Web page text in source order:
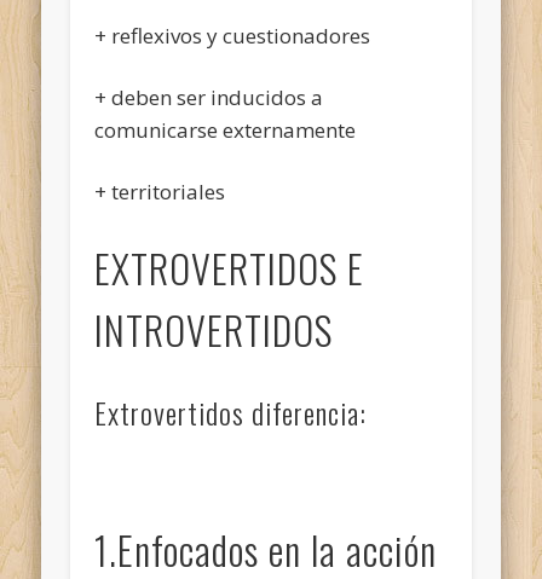
+ reflexivos y cuestionadores
+ deben ser inducidos a
comunicarse externamente
+ territoriales
EXTROVERTIDOS E
INTROVERTIDOS
Extrovertidos diferencia:
1.Enfocados en la acción